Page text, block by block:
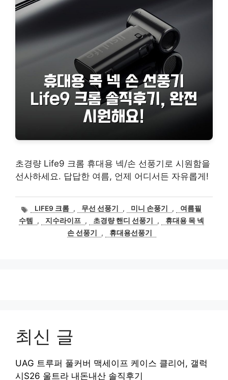
초경량 Life9 크롬 휴대용 넥/손 선풍기로 시원함을
선사하세요. 답답한 여름, 언제 어디서든 자유롭게!
태
그
LIFE9 크롬 , 무선 선풍기 , 미니 손풍기 ,
여름필
수템
, 지수라이프 , 초경량 핸디 선풍기 ,
휴대용 목 넥
손 선풍기
, 휴대용선풍기
최신 글
UAG 트루퍼 풀커버 맥세이프 케이스 클리어, 갤럭
시S26 울트라 내돈내산 솔직후기